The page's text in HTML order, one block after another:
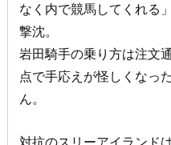
なく内で競馬してくれる
撃沈。
岩田騎手の乗り方は注文
点で手応えが怪しくなっ
ん。